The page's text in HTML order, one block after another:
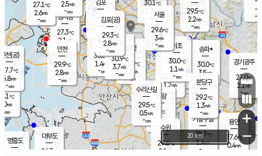
의도
℃
m/s
mm
영흥도
과천
27.5℃
1.2m/s
- mm
용인
27.6℃
0.4m/s
경기광주
27.0℃
2.1m/s
-mm
대부도
26.7
경서동
27.3℃
2.1 m/s
-mm
27.1℃
2.6m/s
-mm
-m/
-
의왕
- ℃
m/s
mm
김포
- ℃
-m/s
mm
광명
31.0
℃
2.2 m/s
-mm
부천
30.6℃
1.4m/s
-mm
2.5m/s
-mm
구로
30.9℃
3.7m/s
-mm
30.1℃
2.7 m/s
- mm
29.5℃
2.2m/s
-mm
송파*
30.0℃
3.5m/s
-mm
서초
30.0℃
1.1 m/s
-mm
기흥구갈
28.7℃
1.4m/s
-
수리산길
29.5℃
0.5m/s
-mm
분당구
29.2℃
1.3m/s
-mm
인천(공)
27.7℃
5.8m/s
-mm
김포(공)
29.3℃
2.8m/s
-mm
수원
29.6℃
2.1 m/s
인천
29.9℃
2.8m/s
-mm
서울
29.6℃
3m/s
-mm
+
−
20 km